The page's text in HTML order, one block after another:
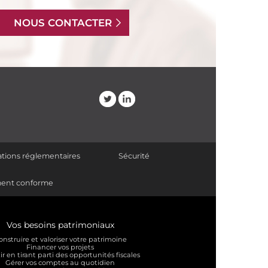
NOUS CONTACTER
réglementaires Sécurité
conforme
Vos besoins patrimoniaux
et valoriser votre patrimoine
Financer vos projets
en tirant parti des opportunités fiscales
Gérer vos comptes au quotidien